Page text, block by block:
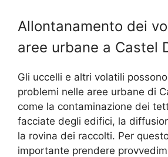
Allontanamento dei
aree urbane a Castel
Gli uccelli e altri volatili
problemi nelle aree urbane di
come la contaminazione dei
facciate degli edifici, la
la rovina dei raccolti. Per
importante prendere